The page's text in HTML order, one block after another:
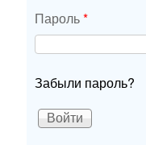
Пароль*
Забыли пароль?